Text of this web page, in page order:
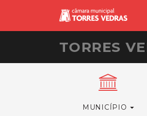
TORRES
MUNICÍPIO